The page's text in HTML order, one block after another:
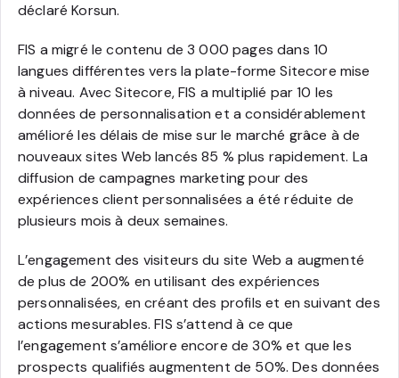
déclaré Korsun.
FIS a migré le contenu de 3 000 pages dans 10
langues différentes vers la plate-forme Sitecore mise
à niveau. Avec Sitecore, FIS a multiplié par 10 les
données de personnalisation et a considérablement
amélioré les délais de mise sur le marché grâce à de
nouveaux sites Web lancés 85 % plus rapidement. La
diffusion de campagnes marketing pour des
expériences client personnalisées a été réduite de
plusieurs mois à deux semaines.
L’engagement des visiteurs du site Web a augmenté
de plus de 200% en utilisant des expériences
personnalisées, en créant des profils et en suivant des
actions mesurables. FIS s’attend à ce que
l’engagement s’améliore encore de 30% et que les
prospects qualifiés augmentent de 50%. Des données